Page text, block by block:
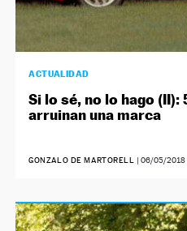
ACTUALIDAD
Si lo sé, no lo hago (II):
arruinan una marca
GONZALO DE MARTORELL | 06/05/2018